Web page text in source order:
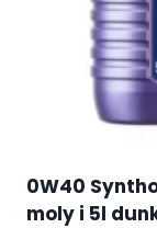
0W40
moly i 5l